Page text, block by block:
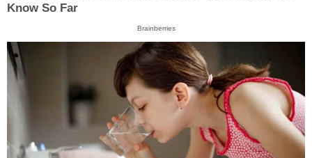
Know So Far
Brainberries